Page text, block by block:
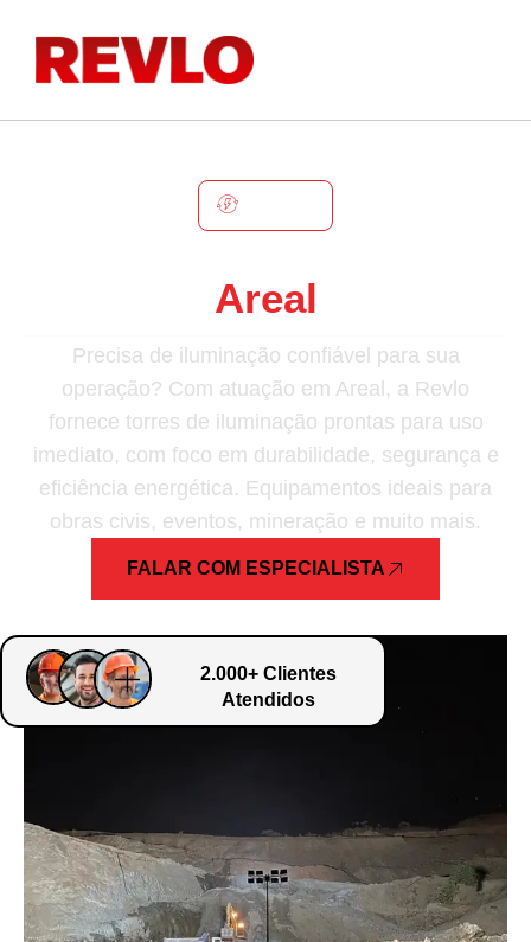
Areal
Precisa de iluminação confiável para sua
operação? Com atuação em Areal, a Revlo
fornece torres de iluminação prontas para uso
imediato, com foco em durabilidade, segurança e
eficiência energética. Equipamentos ideais para
obras civis, eventos, mineração e muito mais.
FALAR COM ESPECIALISTA
2.000+ Clientes
Atendidos